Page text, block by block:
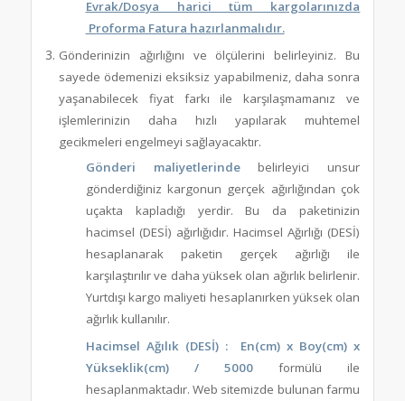
Evrak/Dosya harici tüm kargolarınızda
Proforma Fatura hazırlanmalıdır.
Gönderinizin ağırlığını ve ölçülerini belirleyiniz. Bu
sayede ödemenizi eksiksiz yapabilmeniz, daha sonra
yaşanabilecek fiyat farkı ile karşılaşmamanız ve
işlemlerinizin daha hızlı yapılarak muhtemel
gecikmeleri engelmeyi sağlayacaktır.
Gönderi maliyetlerindebelirleyici unsur
gönderdiğiniz kargonun gerçek ağırlığından çok
uçakta kapladığı yerdir. Bu da paketinizin
hacimsel (DESİ) ağırlığıdır. Hacimsel Ağırlığı (DESİ)
hesaplanarak paketin gerçek ağırlığı ile
karşılaştırılır ve daha yüksek olan ağırlık belirlenir.
Yurtdışı kargo maliyeti hesaplanırken yüksek olan
ağırlık kullanılır.
Hacimsel Ağılık (DESİ) :
En(cm) x Boy(cm) x
Yükseklik(cm) / 5000 formülü ile
hesaplanmaktadır. Web sitemizde bulunan farmu